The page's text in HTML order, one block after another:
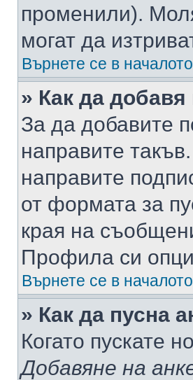
променили).
могат да
Върнете се в началото
» Как да
За да добавите
направите
направите
от формата за
края на
Профила си
Върнете се в началото
» Как да пусна
Когато пускате
Добавяне на